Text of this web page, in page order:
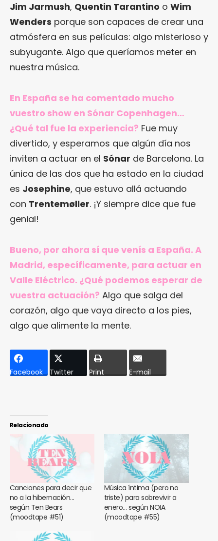
Jim Jarmush, Quentin Tarantino o Wim
Wenders porque son capaces de crear una
atmósfera en sus películas: algo misterioso y
subyugante. Algo que queríamos meter en
nuestra música.
En España se ha comentado mucho
vuestro show en Sónar Copenhagen…
¿Qué tal fue la experiencia? Fue muy
divertido, y esperamos que algún día nos
inviten a actuar en el Sónar de Barcelona. La
única de las dos que ha estado en la ciudad
es Josephine, que estuvo allá actuando
con Trentemøller. ¡Y siempre dice que fue
genial!
Bueno, por ahora sí que venís a España. A
Madrid, específicamente, para actuar en
Valle Eléctrico. ¿Qué podemos esperar de
vuestra actuación? Algo que salga del
corazón, algo que vaya directo a los pies,
algo que alimente la mente.
Facebook Twitter Print E-mail
Relacionado
Canciones para decir que
no a la hibernación…
según Ten Bears
(moodtape #51)
Música íntima (pero no
triste) para sobrevivir a
enero… según NOIA
(moodtape #55)